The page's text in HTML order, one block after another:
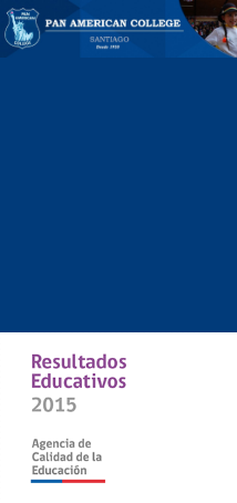
CONTENIDO